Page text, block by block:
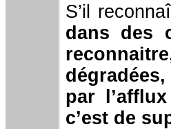
S’il
dans des
par
c’est de